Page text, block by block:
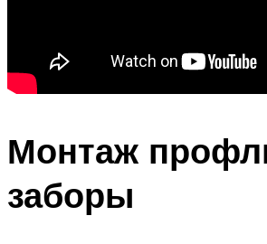
Монтаж
заборы